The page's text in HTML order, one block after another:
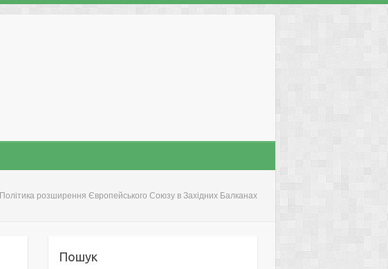
Політика розширення Європейського Союзу в Західних Балканах
Пошук